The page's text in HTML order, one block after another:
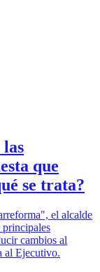
las
que
se trata?
el alcalde
cambios al
al Ejecutivo.